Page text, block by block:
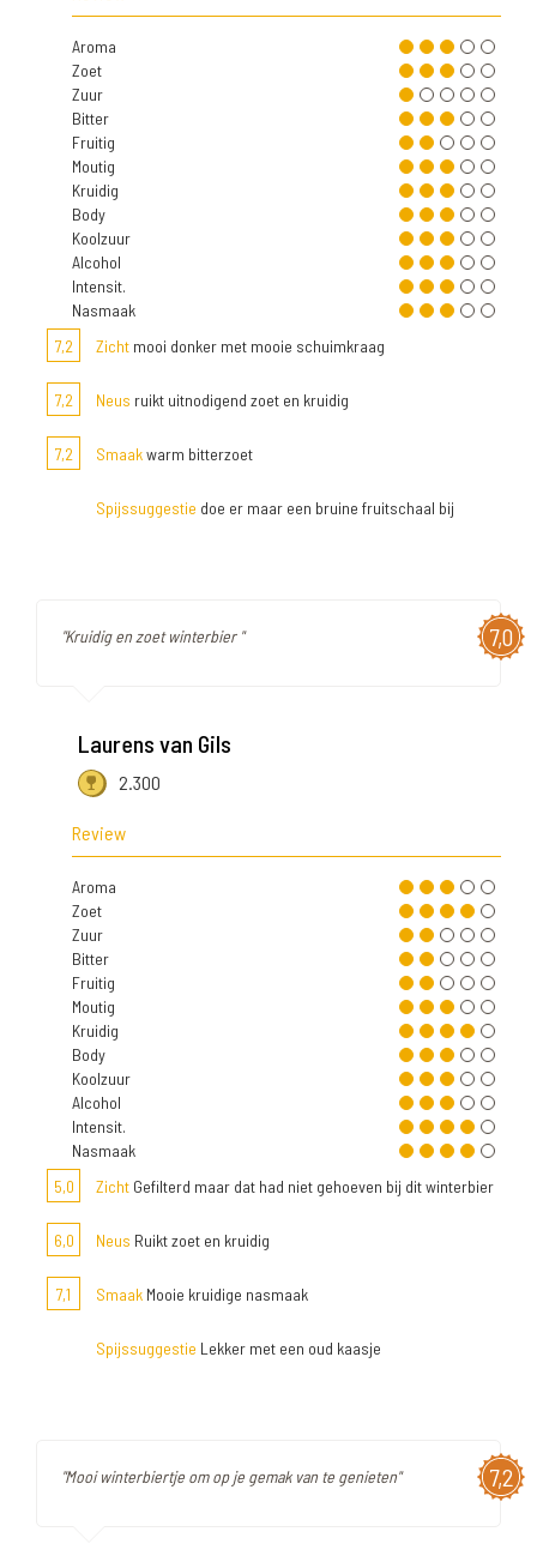
Aroma
Zoet
Zuur
Bitter
Fruitig
Moutig
Kruidig
Body
Koolzuur
Alcohol
Intensit.
Nasmaak
7,2
Zicht mooi donker met mooie schuimkraag
7,2 Neus ruikt uitnodigend zoet en kruidig
7,2 Smaakwarm bitterzoet
Spijssuggestie doe er maar een bruine fruitschaal bij
7,0
"Kruidig en zoet winterbier "
Laurens van Gils
2.300
Review
Aroma
Zoet
Zuur
Bitter
Fruitig
Moutig
Kruidig
Body
Koolzuur
Alcohol
Intensit.
Nasmaak
5,0
Zicht Gefilterd maar dat had niet gehoeven bij dit winterbier
6,0 Neus Ruikt zoet en kruidig
7,1 Smaak Mooie kruidige nasmaak
Spijssuggestie Lekker met een oud kaasje
7,2
"Mooi winterbiertje om op je gemak van te genieten"